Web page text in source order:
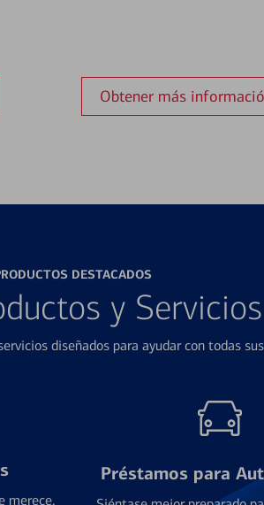
Obtener más
DESTACADOS
y
diseñados para ayudar con todas
merece,
Préstamos para